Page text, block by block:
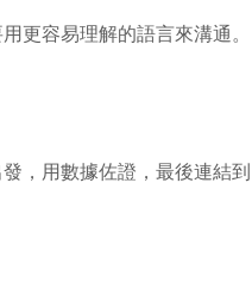
更容易理解的語言來溝通。
，用數據佐證，最後連結到